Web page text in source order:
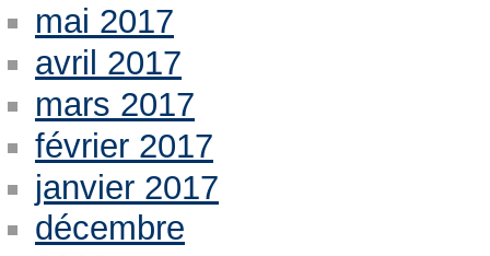
mai 2017
avril 2017
mars 2017
février 2017
janvier 2017
décembre